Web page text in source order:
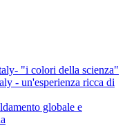
"i colori della scienza"
- un'esperienza ricca di
globale e